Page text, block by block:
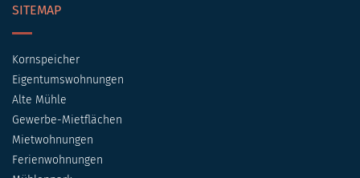
SITEMAP
Kornspeicher
Eigentumswohnungen
Alte Mühle
Gewerbe-Mietflächen
Mietwohnungen
Ferienwohnungen